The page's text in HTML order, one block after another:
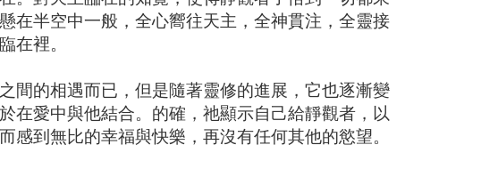
在半空中一般，全心嚮往天主，全神貫注，全靈接
在裡。
間的相遇而已，但是隨著靈修的進展，它也逐漸變
在愛中與他結合。的確，祂顯示自己給靜觀者，以
到無比的幸福與快樂，再沒有任何其他的慾望。